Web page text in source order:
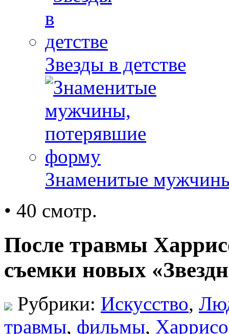
Звезды в детстве
Знаменитые
• 40 смотр.
После травмы
съемки новых
Рубрики: Искусство,
травмы, фильмы,